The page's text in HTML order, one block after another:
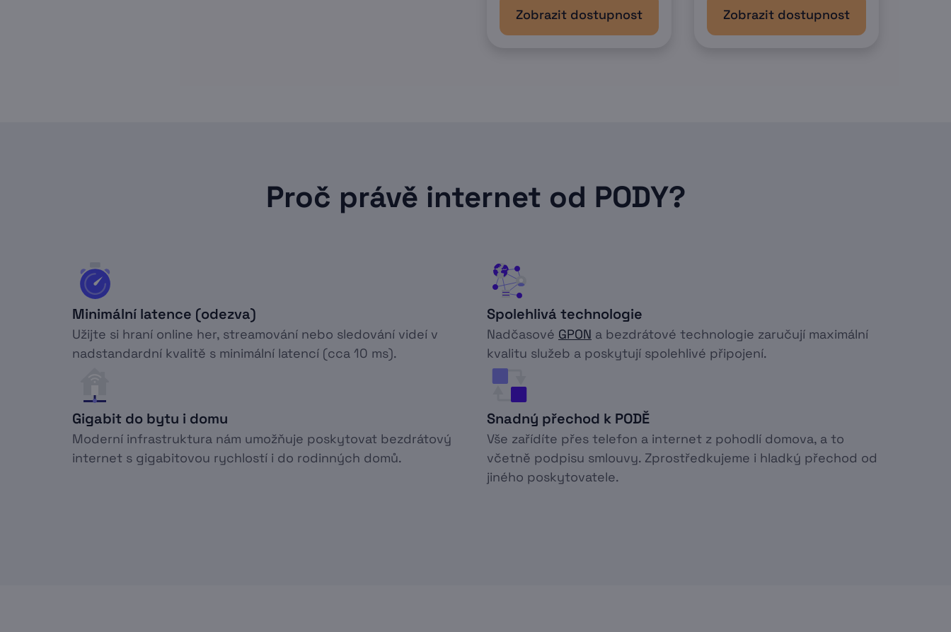
Zobrazit dostupnost Zobrazit dostupnost
Proč právě internet od PODY?
Minimální latence (odezva)
Užijte si hraní online her, streamování nebo sledování videí v
nadstandardní kvalitě s minimální latencí (cca 10 ms).
Spolehlivá technologie
Nadčasové GPON a bezdrátové technologie zaručují maximální
kvalitu služeb a poskytují spolehlivé připojení.
Gigabit do bytu i domu
Moderní infrastruktura nám umožňuje poskytovat bezdrátový
internet s gigabitovou rychlostí i do rodinných domů.
Snadný přechod k PODĚ
Vše zařídíte přes telefon a internet z pohodlí domova, a to
včetně podpisu smlouvy. Zprostředkujeme i hladký přechod od
jiného poskytovatele.